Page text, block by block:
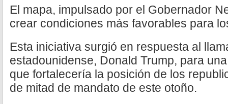
El mapa, impulsado por el Gobernador
crear condiciones más favorables para
Esta iniciativa surgió en respuesta al
estadounidense, Donald Trump, para
que fortalecería la posición de los
de mitad de mandato de este otoño.